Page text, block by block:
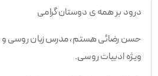
درود بر همه ی دوستان گرامی
حسن رضائی هستم، مدرس زبان روسی و
ویژه ادبیات روسی.